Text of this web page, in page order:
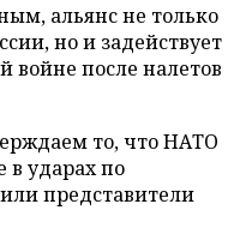
альянс не только
но и задействует
войне после налетов
то, что НАТО
в ударах по
представители